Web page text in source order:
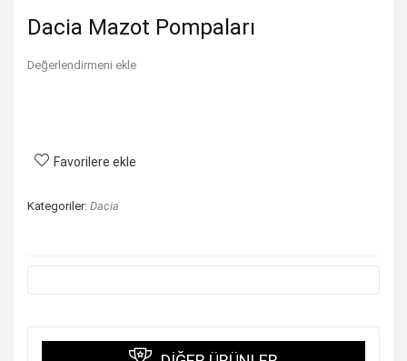
Dacia Mazot Pompaları
Değerlendirmeni ekle
Favorilere ekle
Kategoriler: Dacia